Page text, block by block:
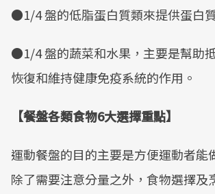
●1/4 盤的低脂蛋白質類來提供蛋白
●1/4 盤的蔬菜和水果，主要是幫助
恢復和維持健康免疫系統的作用。
【餐盤各類食物6大選擇重點】
運動餐盤的目的主要是方便運動者能
除了需要注意分量之外，食物選擇及